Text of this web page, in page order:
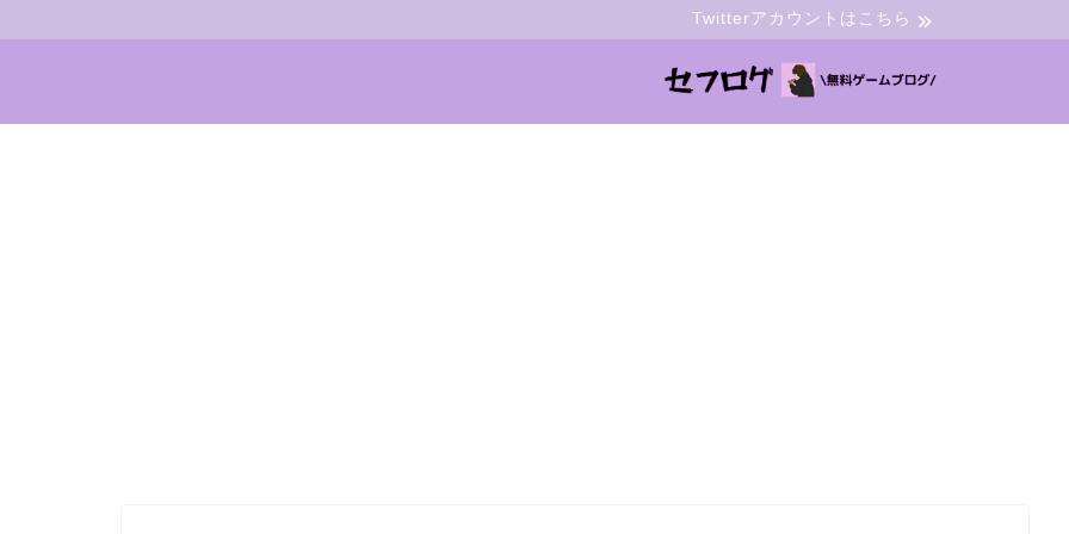
Twitterアカウントはこちら